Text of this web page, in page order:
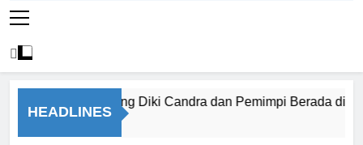
HEADLINES
Qasim, kang Diki Candra dan Pemimpi Berada di